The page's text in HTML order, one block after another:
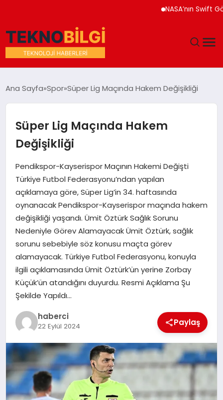
NASA’nın Swift
DÜNYA
EĞITIM
MAGAZIN
SAĞLIK
SIYASET
SPOR
TEKNOLOJI
YAŞAM
Ana Sayfa Spor Süper Lig Maçında Hakem Değişikliği
Süper Lig Maçında Hakem
Değişikliği
Pendikspor-Kayserispor Maçının Hakemi Değişti
Türkiye Futbol Federasyonu’ndan yapılan
açıklamaya göre, Süper Lig’in 34. haftasında
oynanacak Pendikspor-Kayserispor maçında hakem
değişikliği yaşandı. Ümit Öztürk Sağlık Sorunu
Nedeniyle Görev Alamayacak Ümit Öztürk, sağlık
sorunu sebebiyle söz konusu maçta görev
alamayacak. Türkiye Futbol Federasyonu, konuyla
ilgili açıklamasında Ümit Öztürk’ün yerine Zorbay
Küçük’ün atandığını duyurdu. Resmi Açıklama Şu
Şekilde Yapıldı…
haberci
22 Eylül 2024 Paylaş